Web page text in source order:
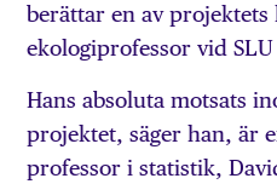
berättar en av projektets
ekologiprofessor vid
Hans absoluta motsats
projektet, säger han, är
professor i statistik,